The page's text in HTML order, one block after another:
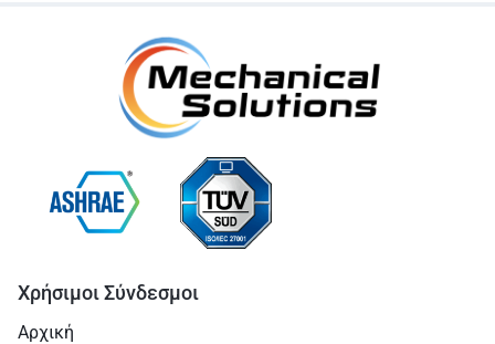
Χρήσιμοι Σύνδεσμοι
Αρχική